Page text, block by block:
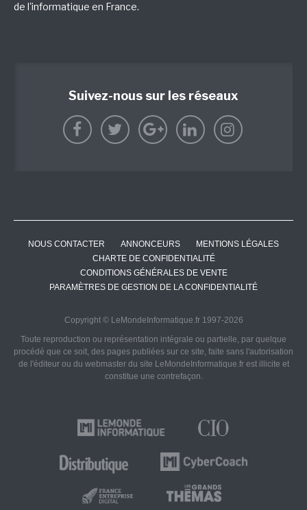
de l'informatique en France.
Suivez-nous sur les réseaux
NOUS CONTACTER ANNONCEURS
MENTIONS LÉGALES
CHARTE DE CONFIDENTIALITÉ
CONDITIONS GÉNÉRALES DE VENTE
PARAMÈTRES DE GESTION DE LA CONFIDENTIALITÉ
Copyright © LeMondeInformatique.fr 1997-2026
Toute reproduction ou représentation intégrale ou partielle, par quelque
procédé que ce soit, des pages publiées sur ce site, faite sans l'autorisation
de l'éditeur ou du webmaster du site LeMondeInformatique.fr est illicite et
constitue une contrefaçon.